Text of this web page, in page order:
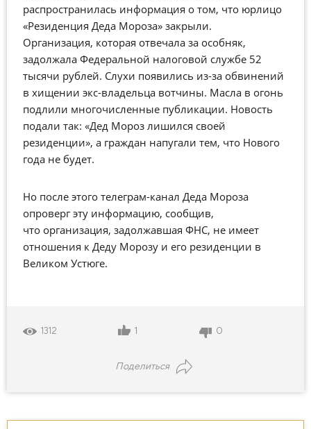
распространилась информация о том, что юрлицо
«Резиденция Деда Мороза» закрыли.
Организация, которая отвечала за особняк,
задолжала Федеральной налоговой службе 52
тысячи рублей. Слухи появились из-за обвинений
в хищении экс-владельца вотчины. Масла в огонь
подлили многочисленные публикации. Новость
подали так: «Дед Мороз лишился своей
резиденции», а граждан напугали тем, что Нового
года не будет.
Но после этого телеграм-канал Деда Мороза
опроверг эту информацию, сообщив,
что организация, задолжавшая ФНС, не имеет
отношения к Деду Морозу и его резиденции в
Великом Устюге.
1312 1 0
Поделиться